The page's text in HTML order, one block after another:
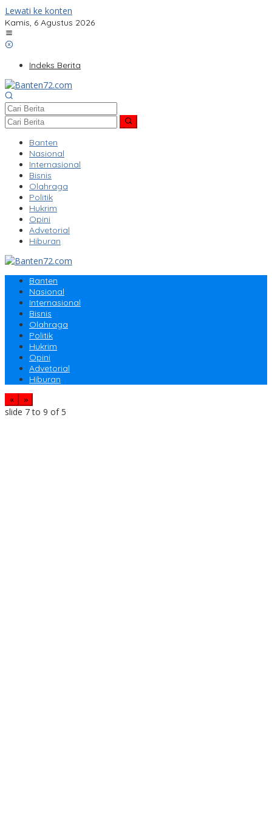
Lewati ke konten
Kamis, 6 Agustus 2026
Indeks Berita
Banten
Nasional
Internasional
Bisnis
Olahraga
Politik
Hukrim
Opini
Advetorial
Hiburan
Banten
Nasional
Internasional
Bisnis
Olahraga
Politik
Hukrim
Opini
Advetorial
Hiburan
« »
slide 7 to 9 of 5